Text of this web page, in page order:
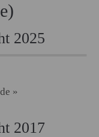
2025
»
2017